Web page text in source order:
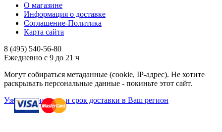
О магазине
Информация о доставке
Соглашение-Политика
Карта сайта
8 (495) 540-56-80
Ежедневно с 9 до 21 ч
Могут собираться метаданные (cookie, IP-адрес). Не хотите
раскрывать персональные данные - покиньте этот сайт.
Узнать стоимость и срок доставки в Ваш регион